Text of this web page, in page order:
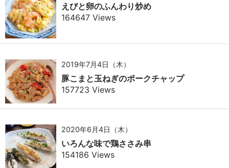
えびと卵のふんわり炒め
164647 Views
2019年7月4日（木）
豚こまと玉ねぎのポークチャップ
157723 Views
2020年6月4日（木）
いろんな味で鶏ささみ串
154186 Views